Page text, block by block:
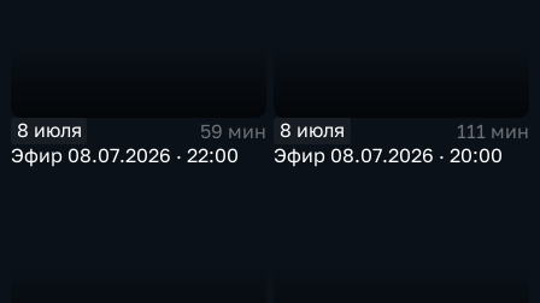
8 июля
59 мин
Эфир 08.07.2026 · 22:00
8 июля
111 мин
Эфир 08.07.2026 · 20:00